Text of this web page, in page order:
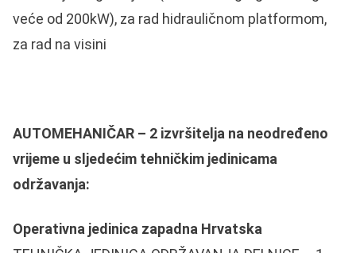
veće od 200kW), za rad hidrauličnom platformom,
za rad na visini
AUTOMEHANIČAR – 2 izvršitelja na neodređeno
vrijeme u sljedećim tehničkim jedinicama
održavanja:
Operativna jedinica zapadna Hrvatska